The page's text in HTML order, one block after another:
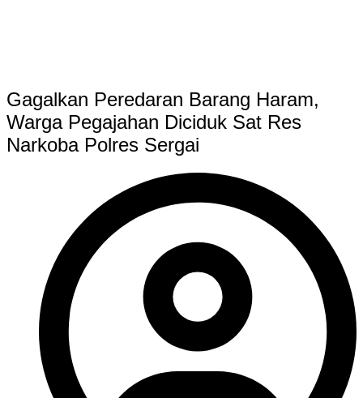
Gagalkan Peredaran Barang Haram,
Warga Pegajahan Diciduk Sat Res
Narkoba Polres Sergai